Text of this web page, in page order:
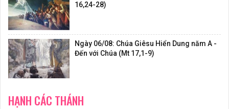
16,24-28)
Ngày 06/08: Chúa Giêsu Hiển Dung năm A -
Đến với Chúa (Mt 17,1-9)
HẠNH CÁC THÁNH